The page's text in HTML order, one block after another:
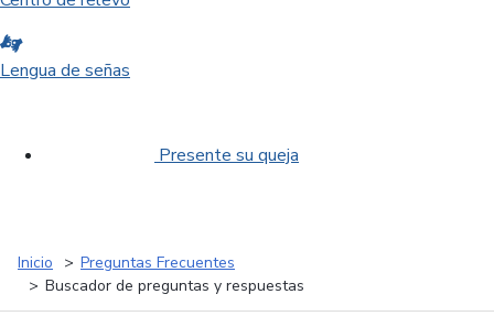
Lengua de señas
Presente su queja
Inicio
Preguntas Frecuentes
Buscador de preguntas y respuestas